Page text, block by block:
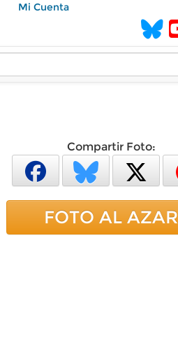
Mi Cuenta
Compartir Foto:
FOTO AL AZAR